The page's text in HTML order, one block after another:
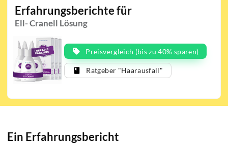
Erfahrungsberichte für
Ell- Cranell Lösung
Preisvergleich (bis zu 40% sparen)
Ratgeber "Haarausfall"
Ein Erfahrungsbericht